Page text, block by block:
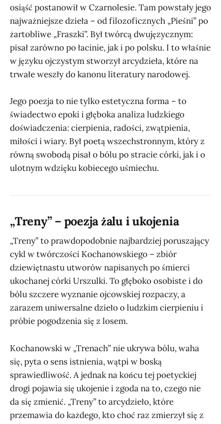
osiąść postanowił w Czarnolesie. Tam powstały jego
najważniejsze dzieła – od filozoficznych „Pieśni” po
żartobliwe „Fraszki”. Był twórcą dwujęzycznym:
pisał zarówno po łacinie, jak i po polsku. I to właśnie
w języku ojczystym stworzył arcydzieła, które na
trwałe weszły do kanonu literatury narodowej.
Jego poezja to nie tylko estetyczna forma – to
świadectwo epoki i głęboka analiza ludzkiego
doświadczenia: cierpienia, radości, zwątpienia,
miłości i wiary. Był poetą wszechstronnym, który z
równą swobodą pisał o bólu po stracie córki, jak i o
ulotnym wdzięku kobiecego uśmiechu.
„Treny” – poezja żalu i ukojenia
„Treny” to prawdopodobnie najbardziej poruszający
cykl w twórczości Kochanowskiego – zbiór
dziewiętnastu utworów napisanych po śmierci
ukochanej córki Urszulki. To głęboko osobiste i do
bólu szczere wyznanie ojcowskiej rozpaczy, a
zarazem uniwersalne dzieło o ludzkim cierpieniu i
próbie pogodzenia się z losem.
Kochanowski w „Trenach” nie ukrywa bólu, waha
się, pyta o sens istnienia, wątpi w boską
sprawiedliwość. A jednak na końcu tej poetyckiej
drogi pojawia się ukojenie i zgoda na to, czego nie
da się zmienić. „Treny” to arcydzieło, które
przemawia do każdego, kto choć raz zmierzył się z